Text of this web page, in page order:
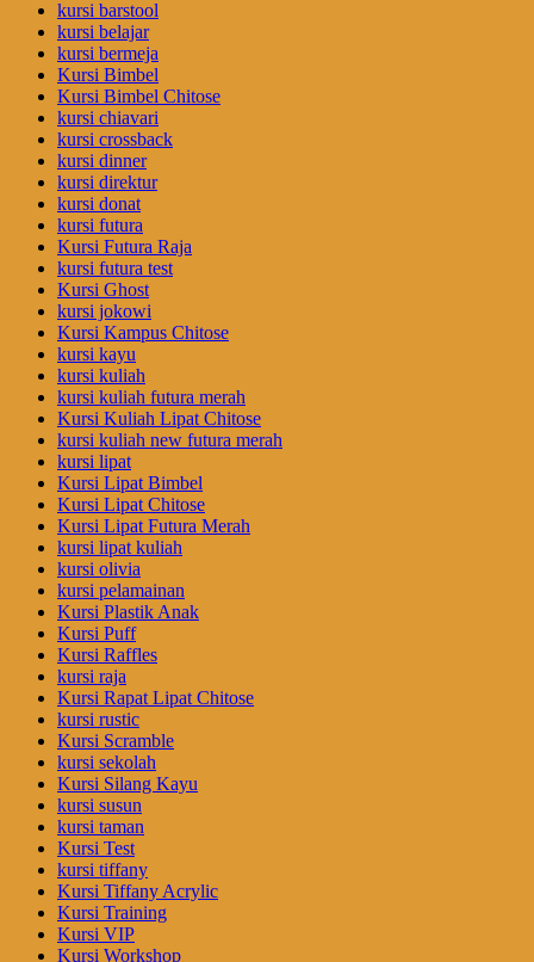
kursi barstool
kursi belajar
kursi bermeja
Kursi Bimbel
Kursi Bimbel Chitose
kursi chiavari
kursi crossback
kursi dinner
kursi direktur
kursi donat
kursi futura
Kursi Futura Raja
kursi futura test
Kursi Ghost
kursi jokowi
Kursi Kampus Chitose
kursi kayu
kursi kuliah
kursi kuliah futura merah
Kursi Kuliah Lipat Chitose
kursi kuliah new futura merah
kursi lipat
Kursi Lipat Bimbel
Kursi Lipat Chitose
Kursi Lipat Futura Merah
kursi lipat kuliah
kursi olivia
kursi pelamainan
Kursi Plastik Anak
Kursi Puff
Kursi Raffles
kursi raja
Kursi Rapat Lipat Chitose
kursi rustic
Kursi Scramble
kursi sekolah
Kursi Silang Kayu
kursi susun
kursi taman
Kursi Test
kursi tiffany
Kursi Tiffany Acrylic
Kursi Training
Kursi VIP
Kursi Workshop